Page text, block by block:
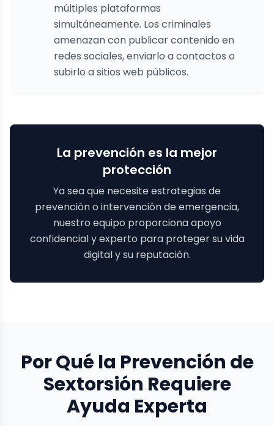
múltiples plataformas
simultáneamente. Los criminales
amenazan con publicar contenido en
redes sociales, enviarlo a contactos o
subirlo a sitios web públicos.
La prevención es la mejor
protección
Ya sea que necesite estrategias de
prevención o intervención de emergencia,
nuestro equipo proporciona apoyo
confidencial y experto para proteger su vida
digital y su reputación.
Por Qué la Prevención de
Sextorsión Requiere
Ayuda Experta